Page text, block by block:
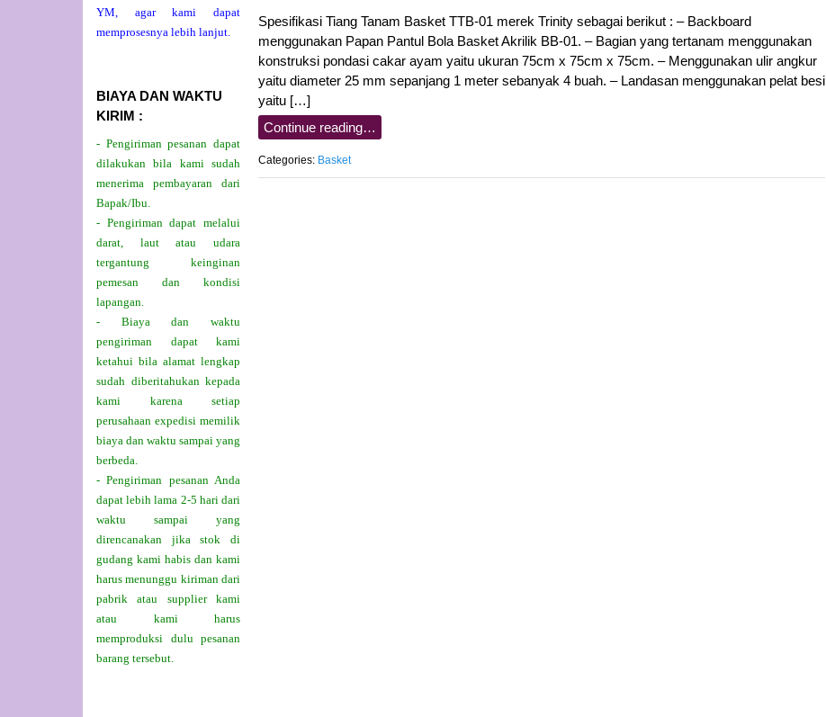
Spesifikasi Tiang Tanam Basket TTB-01 merek Trinity sebagai berikut : – Backboard
menggunakan Papan Pantul Bola Basket Akrilik BB-01. – Bagian yang tertanam menggunakan
konstruksi pondasi cakar ayam yaitu ukuran 75cm x 75cm x 75cm. – Menggunakan ulir angkur
yaitu diameter 25 mm sepanjang 1 meter sebanyak 4 buah. – Landasan menggunakan pelat besi
yaitu […]
Continue reading…
Categories: Basket
YM, agar kami dapat
memprosesnya lebih lanjut.
BIAYA DAN WAKTU
KIRIM :
- Pengiriman pesanan dapat
dilakukan bila kami sudah
menerima pembayaran dari
Bapak/Ibu.
- Pengiriman dapat melalui
darat, laut atau udara
tergantung keinginan
pemesan dan kondisi
lapangan.
- Biaya dan waktu
pengiriman dapat kami
ketahui bila alamat lengkap
sudah diberitahukan kepada
kami karena setiap
perusahaan expedisi memilik
biaya dan waktu sampai yang
berbeda.
- Pengiriman pesanan Anda
dapat lebih lama 2-5 hari dari
waktu sampai yang
direncanakan jika stok di
gudang kami habis dan kami
harus menunggu kiriman dari
pabrik atau supplier kami
atau kami harus
memproduksi dulu pesanan
barang tersebut.